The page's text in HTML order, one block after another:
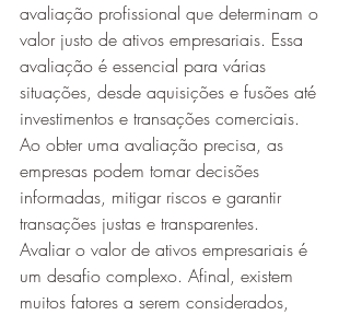
avaliação profissional que determinam o
valor justo de ativos empresariais. Essa
avaliação é essencial para várias
situações, desde aquisições e fusões até
investimentos e transações comerciais.
Ao obter uma avaliação precisa, as
empresas podem tomar decisões
informadas, mitigar riscos e garantir
transações justas e transparentes.
Avaliar o valor de ativos empresariais é
um desafio complexo. Afinal, existem
muitos fatores a serem considerados,